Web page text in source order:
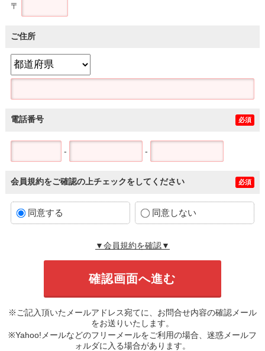
〒
ご住所
電話番号 必須
- -
会員規約をご確認の上チェックをしてください 必須
同意する 同意しない
▼会員規約を確認▼
※ご記入頂いたメールアドレス宛てに、お問合せ内容の確認メール
をお送りいたします。
※Yahoo!メールなどのフリーメールをご利用の場合、迷惑メールフ
ォルダに入る場合があります。